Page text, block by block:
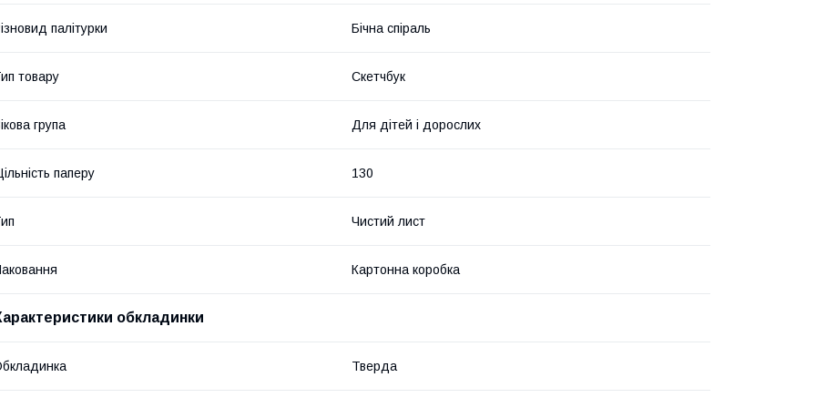
палітурки Бічна спіраль
товару Скетчбук
група Для дітей і дорослих
паперу 130
Чистий лист
Картонна коробка
обкладинки
Тверда